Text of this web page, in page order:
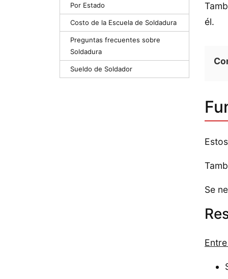
Por Estado
Costo de la Escuela de Soldadura
Preguntas frecuentes sobre
Soldadura
Sueldo de Soldador
él.
Se